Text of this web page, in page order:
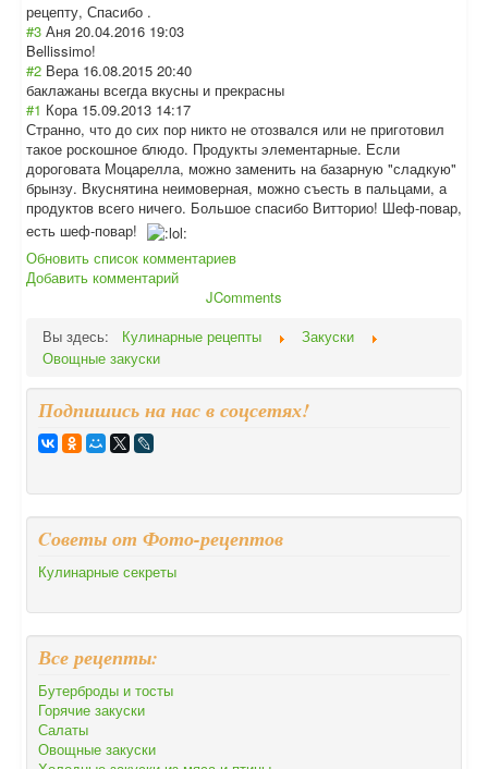
рецепту, Спасибо .
#3 Аня 20.04.2016 19:03
Bellissimo!
#2 Вера 16.08.2015 20:40
баклажаны всегда вкусны и прекрасны
#1 Кора 15.09.2013 14:17
Странно, что до сих пор никто не отозвался или не приготовил
такое роскошное блюдо. Продукты элементарные. Если
дороговата Моцарелла, можно заменить на базарную "сладкую"
брынзу. Вкуснятина неимоверная, можно съесть в пальцами, а
продуктов всего ничего. Большое спасибо Витторио! Шеф-повар,
есть шеф-повар!
Обновить список комментариев
Добавить комментарий
JComments
Вы здесь:
Кулинарные рецепты
Закуски
Овощные закуски
Подпишись на нас в соцсетях!
Cоветы от Фото-рецептов
Кулинарные секреты
Все рецепты:
Бутерброды и тосты
Горячие закуски
Салаты
Овощные закуски